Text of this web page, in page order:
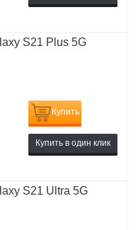
S21 Plus 5G
Купить
Купить в один клик
S21 Ultra 5G